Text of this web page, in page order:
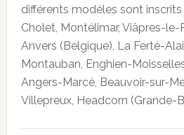
différents modèles sont
Cholet, Montélimar, Viâpres-le-
Anvers (Belgique), La Ferté-
Montauban, Enghien-
Angers-Marcé, Beauvoir-sur-
Villepreux, Headcorn (Grande-